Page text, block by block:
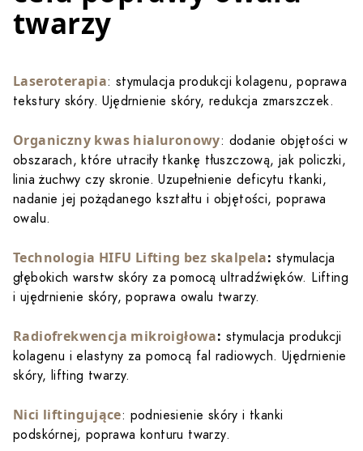
twarzy
Laseroterapia: stymulacja produkcji kolagenu, poprawa
tekstury skóry. Ujędrnienie skóry, redukcja zmarszczek.
Organiczny kwas hialuronowy: dodanie objętości w
obszarach, które utraciły tkankę tłuszczową, jak policzki,
linia żuchwy czy skronie. Uzupełnienie deficytu tkanki,
nadanie jej pożądanego kształtu i objętości, poprawa
owalu.
Technologia HIFU Lifting bez skalpela: stymulacja
głębokich warstw skóry za pomocą ultradźwięków. Lifting
i ujędrnienie skóry, poprawa owalu twarzy.
Radiofrekwencja mikroigłowa: stymulacja produkcji
kolagenu i elastyny za pomocą fal radiowych. Ujędrnienie
skóry, lifting twarzy.
Nici liftingujące: podniesienie skóry i tkanki
podskórnej, poprawa konturu twarzy.